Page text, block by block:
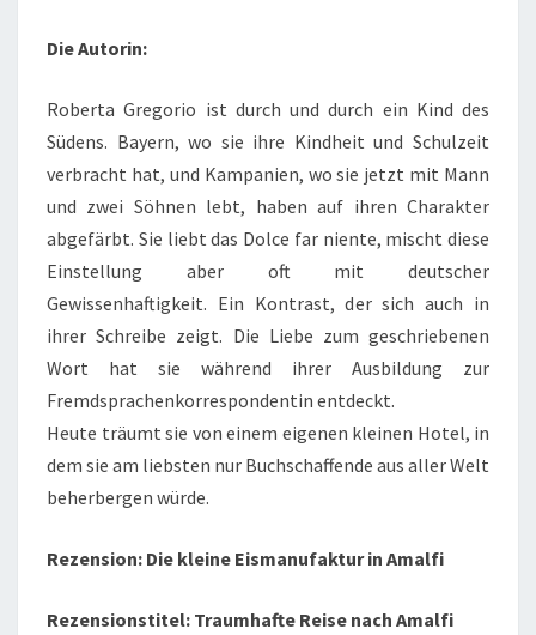
Die Autorin:
Roberta Gregorio ist durch und durch ein Kind des
Südens. Bayern, wo sie ihre Kindheit und Schulzeit
verbracht hat, und Kampanien, wo sie jetzt mit Mann
und zwei Söhnen lebt, haben auf ihren Charakter
abgefärbt. Sie liebt das Dolce far niente, mischt diese
Einstellung aber oft mit deutscher
Gewissenhaftigkeit. Ein Kontrast, der sich auch in
ihrer Schreibe zeigt. Die Liebe zum geschriebenen
Wort hat sie während ihrer Ausbildung zur
Fremdsprachenkorrespondentin entdeckt.
Heute träumt sie von einem eigenen kleinen Hotel, in
dem sie am liebsten nur Buchschaffende aus aller Welt
beherbergen würde.
Rezension: Die kleine Eismanufaktur in Amalfi
Rezensionstitel: Traumhafte Reise nach Amalfi